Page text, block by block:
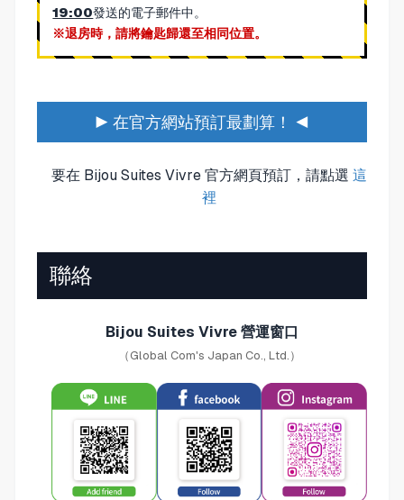
19:00發送的電子郵件中。
※退房時，請將鑰匙歸還至相同位置。
▶ 在官方網站預訂最劃算！ ◀
要在 Bijou Suites Vivre 官方網頁預訂，請點選 這
裡
聯絡
Bijou Suites Vivre 營運窗口
（Global Com's Japan Co., Ltd.）